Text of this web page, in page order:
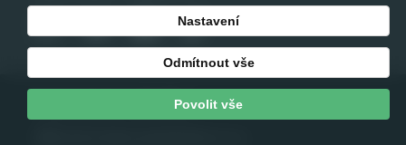
Copyright © JJM 2026
Nastavení
Odmítnout vše
Povolit vše